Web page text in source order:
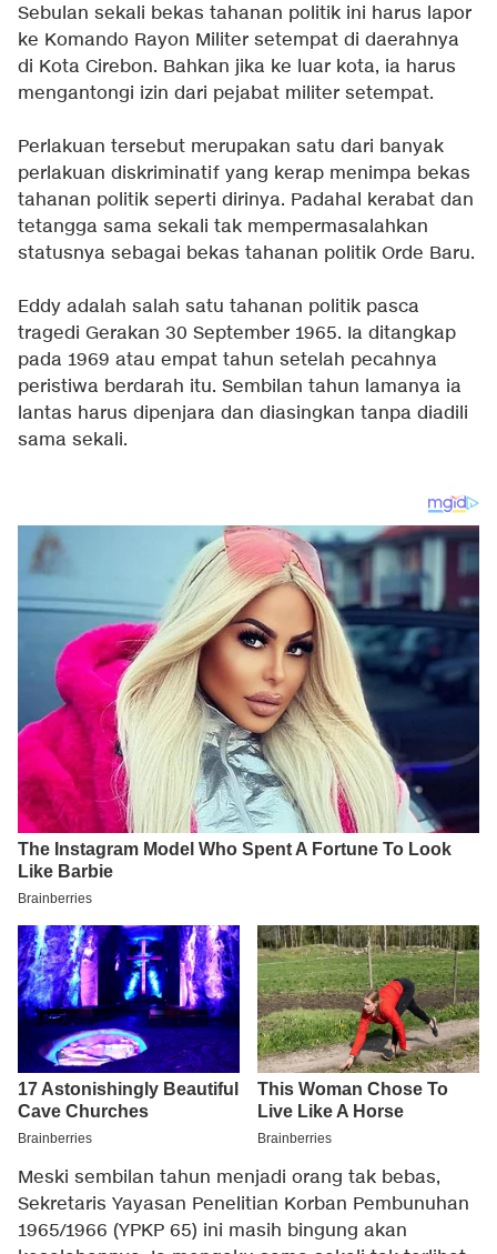
Sebulan sekali bekas tahanan politik ini harus lapor
ke Komando Rayon Militer setempat di daerahnya
di Kota Cirebon. Bahkan jika ke luar kota, ia harus
mengantongi izin dari pejabat militer setempat.
Perlakuan tersebut merupakan satu dari banyak
perlakuan diskriminatif yang kerap menimpa bekas
tahanan politik seperti dirinya. Padahal kerabat dan
tetangga sama sekali tak mempermasalahkan
statusnya sebagai bekas tahanan politik Orde Baru.
Eddy adalah salah satu tahanan politik pasca
tragedi Gerakan 30 September 1965. Ia ditangkap
pada 1969 atau empat tahun setelah pecahnya
peristiwa berdarah itu. Sembilan tahun lamanya ia
lantas harus dipenjara dan diasingkan tanpa diadili
sama sekali.
Meski sembilan tahun menjadi orang tak bebas,
Sekretaris Yayasan Penelitian Korban Pembunuhan
1965/1966 (YPKP 65) ini masih bingung akan